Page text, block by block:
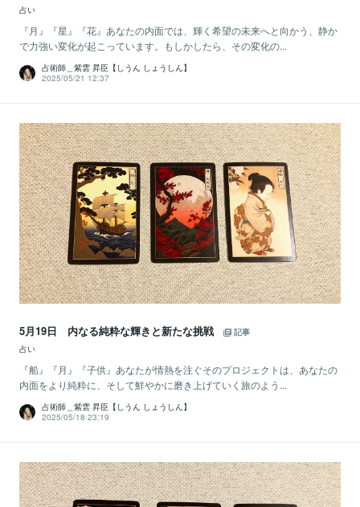
占い
『月』『星』『花』あなたの内面では、輝く希望の未来へと向かう、静か
で力強い変化が起こっています。もしかしたら、その変化の...
占術師＿紫雲 昇臣【しうん しょうしん】
2025/05/21 12:37
5月19日 内なる純粋な輝きと新たな挑戦
記事
占い
『船』『月』『子供』あなたが情熱を注ぐそのプロジェクトは、あなたの
内面をより純粋に、そして鮮やかに磨き上げていく旅のよう...
占術師＿紫雲 昇臣【しうん しょうしん】
2025/05/18 23:19